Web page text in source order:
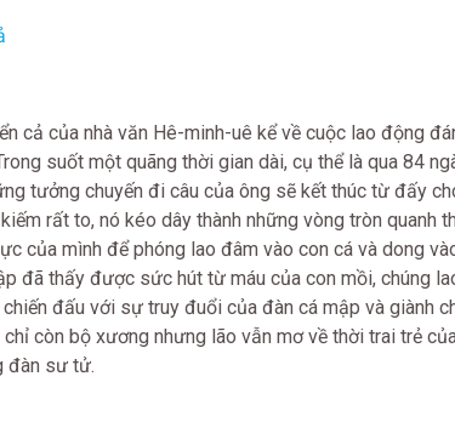
cả của nhà văn Hê-minh-uê kể về cuộc lao động
suốt một quãng thời gian dài, cụ thể là qua 84
tưởng chuyến đi câu của ông sẽ kết thúc từ đấy
rất to, nó kéo dây thành những vòng tròn quanh
của mình để phóng lao đâm vào con cá và dong
đã thấy được sức hút từ máu của con mồi, chúng
đấu với sự truy đuổi của đàn cá mập và giành
còn bộ xương nhưng lão vẫn mơ về thời trai trẻ
đàn sư tử.